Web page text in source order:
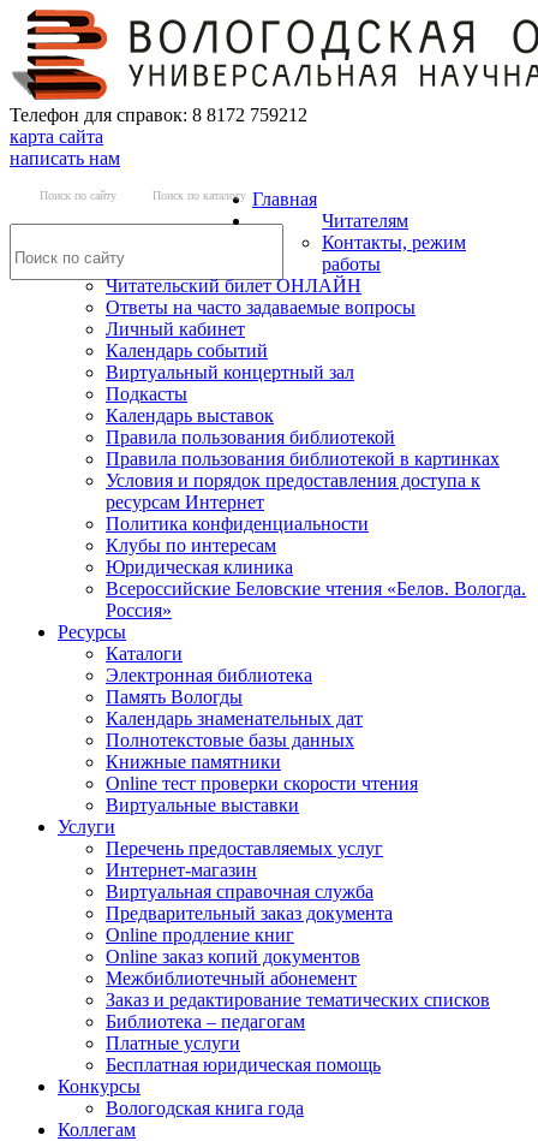
Телефон для справок: 8 8172 759212
карта сайта
написать нам
Поиск по сайту Поиск по каталогу Главная
Читателям
Контакты, режим
работы
Читательский билет ОНЛАЙН
Ответы на часто задаваемые вопросы
Личный кабинет
Календарь событий
Виртуальный концертный зал
Подкасты
Календарь выставок
Правила пользования библиотекой
Правила пользования библиотекой в картинках
Условия и порядок предоставления доступа к
ресурсам Интернет
Политика конфиденциальности
Клубы по интересам
Юридическая клиника
Всероссийские Беловские чтения «Белов. Вологда.
Россия»
Ресурсы
Каталоги
Электронная библиотека
Память Вологды
Календарь знаменательных дат
Полнотекстовые базы данных
Книжные памятники
Online тест проверки скорости чтения
Виртуальные выставки
Услуги
Перечень предоставляемых услуг
Интернет-магазин
Виртуальная справочная служба
Предварительный заказ документа
Online продление книг
Online заказ копий документов
Межбиблиотечный абонемент
Заказ и редактирование тематических списков
Библиотека – педагогам
Платные услуги
Бесплатная юридическая помощь
Конкурсы
Вологодская книга года
Коллегам